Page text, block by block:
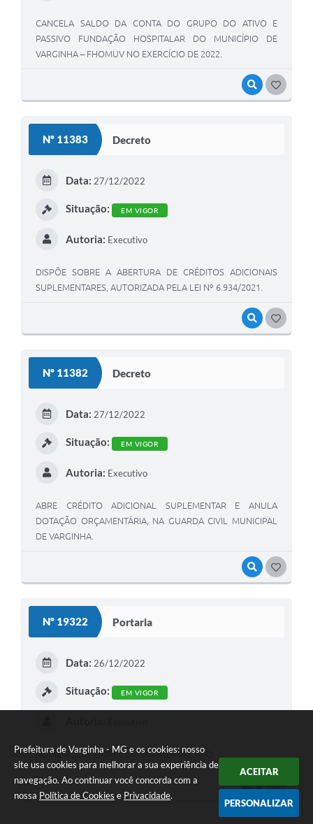
Prefeitura de Varginha - MG e os cookies: nosso
site usa cookies para melhorar a sua experiência de
navegação. Ao continuar você concorda com a
nossa Política de Cookies e Privacidade.
ACEITAR
PERSONALIZAR
VISUALIZAR
CANCELA SALDO DA CONTA DO GRUPO DO ATIVO E
PASSIVO FUNDAÇÃO HOSPITALAR DO MUNICÍPIO DE
VARGINHA – FHOMUV NO EXERCÍCIO DE 2022.
Nº 11383 Decreto
VISUALIZAR
Data: 27/12/2022
Situação: EM VIGOR
Autoria: Executivo
DISPÕE SOBRE A ABERTURA DE CRÉDITOS ADICIONAIS
SUPLEMENTARES, AUTORIZADA PELA LEI Nº 6.934/2021.
Nº 11382 Decreto
VISUALIZAR
Data: 27/12/2022
Situação: EM VIGOR
Autoria: Executivo
ABRE CRÉDITO ADICIONAL SUPLEMENTAR E ANULA
DOTAÇÃO ORÇAMENTÁRIA, NA GUARDA CIVIL MUNICIPAL
DE VARGINHA.
Nº 19322 Portaria
VISUALIZAR
GOSTEI
Data: 26/12/2022
Situação: EM VIGOR
NOMEIA SERVIDORES EM CARÁTER EFETIVO.